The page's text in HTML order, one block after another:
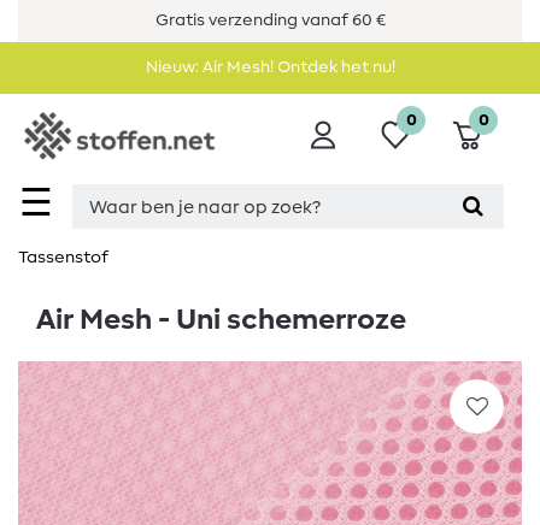
Gratis verzending vanaf 60 €
Nieuw: Air Mesh! Ontdek het nu!
☰
0 0
Tassenstof
Air Mesh - Uni schemerroze